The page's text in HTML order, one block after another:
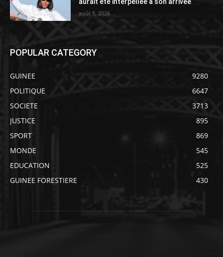
août 5, 2026
POPULAR CATEGORY
GUINEE
9280
POLITIQUE
6647
SOCIETE
3713
JUSTICE
895
SPORT
869
MONDE
545
EDUCATION
525
GUINEE FORESTIERE
430